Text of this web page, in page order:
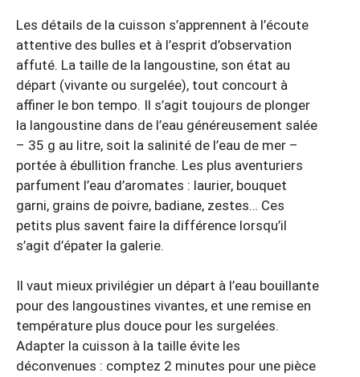
Les détails de la cuisson s’apprennent à l’écoute
attentive des bulles et à l’esprit d’observation
affuté. La taille de la langoustine, son état au
départ (vivante ou surgelée), tout concourt à
affiner le bon tempo. Il s’agit toujours de plonger
la langoustine dans de l’eau généreusement salée
– 35 g au litre, soit la salinité de l’eau de mer –
portée à ébullition franche. Les plus aventuriers
parfument l’eau d’aromates : laurier, bouquet
garni, grains de poivre, badiane, zestes… Ces
petits plus savent faire la différence lorsqu’il
s’agit d’épater la galerie.
Il vaut mieux privilégier un départ à l’eau bouillante
pour des langoustines vivantes, et une remise en
température plus douce pour les surgelées.
Adapter la cuisson à la taille évite les
déconvenues : comptez 2 minutes pour une pièce